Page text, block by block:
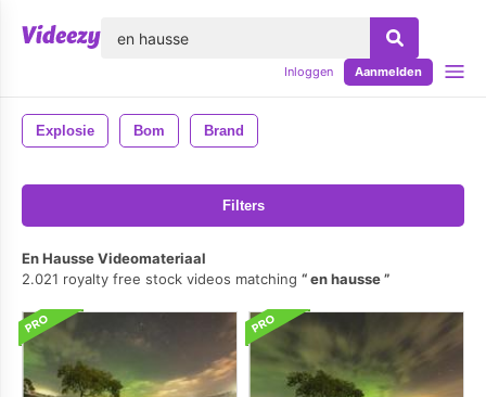
Inloggen Aanmelden
Explosie Bom Brand
Filters
En Hausse Videomateriaal
2.021 royalty free stock videos matching
en hausse